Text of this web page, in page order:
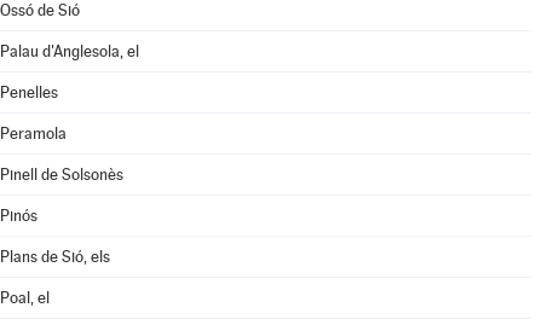
Ossó de Sió
Palau d'Anglesola, el
Penelles
Peramola
Pinell de Solsonès
Pinós
Plans de Sió, els
Poal, el